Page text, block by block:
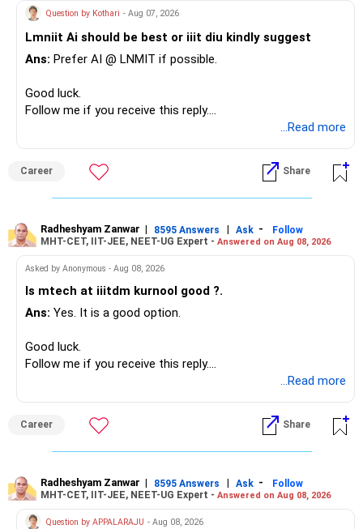
– Your term insurance is already fully paid.
– Family health insurance provides important protection.
– Most importantly, you have no EMI or outstanding loan.
» Your Retirement Requirement
Since you are already retired, your investments should now
I would not put the entire Rs.1 crore FD into equity.
– Safe fixed-income investments for near-term expenses.
– Adequate bank liquidity for emergencies.
– A separate education corpus for your child.
» Childs Education
Therefore, this is your immediate financial priority.
Question by Kothari - Aug 07, 2026
Lmniit Ai should be best or iiit diu kindly suggest
Ans: Prefer AI @ LNMIT if possible.
Good luck.
Follow me if you receive this reply.
...Read more
Career Share
Radheshyam Zanwar | 8595 Answers | Ask -
Follow
MHT-CET, IIT-JEE, NEET-UG Expert - Answered on Aug 08, 2026
Asked by Anonymous - Aug 08, 2026
Is mtech at iiitdm kurnool good ?.
Ans: Yes. It is a good option.
Good luck.
Follow me if you receive this reply.
...Read more
Career Share
Radheshyam Zanwar | 8595 Answers | Ask -
Follow
MHT-CET, IIT-JEE, NEET-UG Expert - Answered on Aug 08, 2026
Question by APPALARAJU - Aug 08, 2026